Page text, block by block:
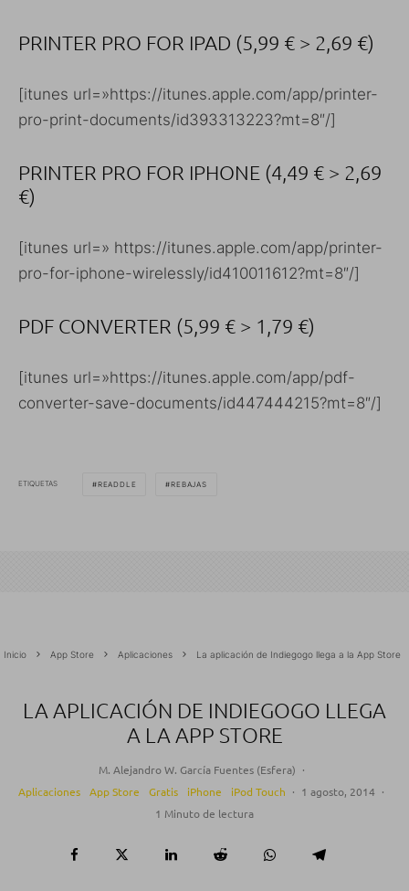
PRINTER PRO FOR IPAD (5,99 € > 2,69 €)
[itunes url=»https://itunes.apple.com/app/printer-
pro-print-documents/id393313223?mt=8″/]
PRINTER PRO FOR IPHONE (4,49 € > 2,69
€)
[itunes url=» https://itunes.apple.com/app/printer-
pro-for-iphone-wirelessly/id410011612?mt=8″/]
PDF CONVERTER (5,99 € > 1,79 €)
[itunes url=»https://itunes.apple.com/app/pdf-
converter-save-documents/id447444215?mt=8″/]
ETIQUETAS READDLE REBAJAS
Inicio App Store Aplicaciones La aplicación de Indiegogo llega a la App Store
LA APLICACIÓN DE INDIEGOGO LLEGA
A LA APP STORE
M. Alejandro W. García Fuentes (Esfera) ·
Aplicaciones
App Store Gratis iPhone iPod Touch · 1 agosto, 2014 ·
1 Minuto de lectura